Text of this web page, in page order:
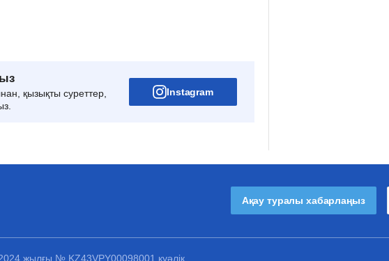
қызықты суреттер,
Instagram
Ақау туралы хабарлаңыз
жылғы № KZ43VPY00098001 куәлік.